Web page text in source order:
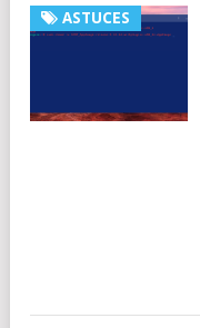
ASTUCES